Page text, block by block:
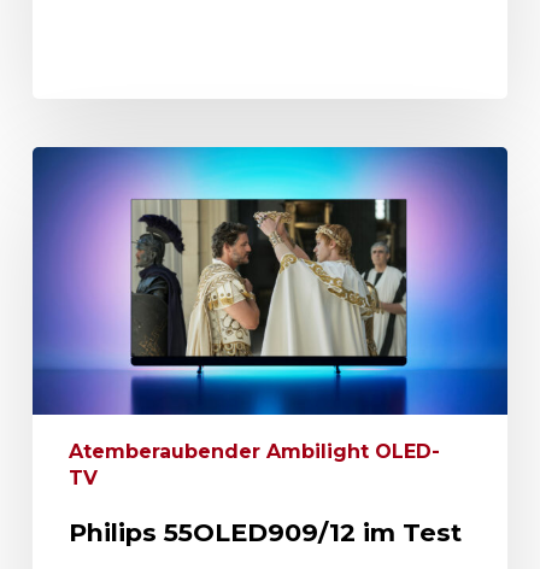
Atemberaubender Ambilight OLED-
TV
Philips 55OLED909/12 im Test